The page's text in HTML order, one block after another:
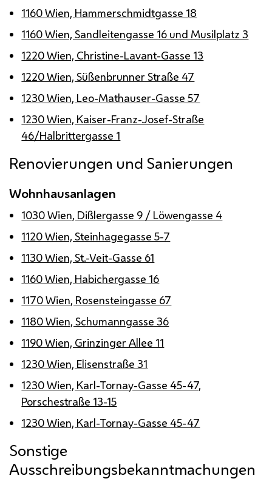
1160 Wien, Hammerschmidtgasse 18
1160 Wien, Sandleitengasse 16 und Musilplatz 3
1220 Wien, Christine-Lavant-Gasse 13
1220 Wien, Süßenbrunner Straße 47
1230 Wien, Leo-Mathauser-Gasse 57
1230 Wien, Kaiser-Franz-Josef-Straße
46/Halbrittergasse 1
Renovierungen und Sanierungen
Wohnhausanlagen
1030 Wien, Dißlergasse 9 / Löwengasse 4
1120 Wien, Steinhagegasse 5-7
1130 Wien, St.-Veit-Gasse 61
1160 Wien, Habichergasse 16
1170 Wien, Rosensteingasse 67
1180 Wien, Schumanngasse 36
1190 Wien, Grinzinger Allee 11
1230 Wien, Elisenstraße 31
1230 Wien, Karl-Tornay-Gasse 45-47,
Porschestraße 13-15
1230 Wien, Karl-Tornay-Gasse 45-47
Sonstige
Ausschreibungsbekanntmachungen